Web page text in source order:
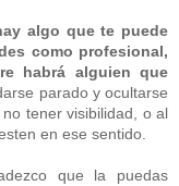
algo que te puede
como profesional,
habrá alguien que
parado y ocultarse
tener visibilidad, o al
en ese sentido.
que la puedas